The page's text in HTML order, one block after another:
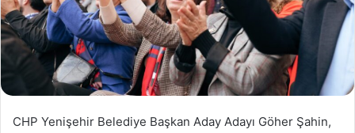
CHP Yenişehir Belediye Başkan Aday Adayı Göher Şahin,